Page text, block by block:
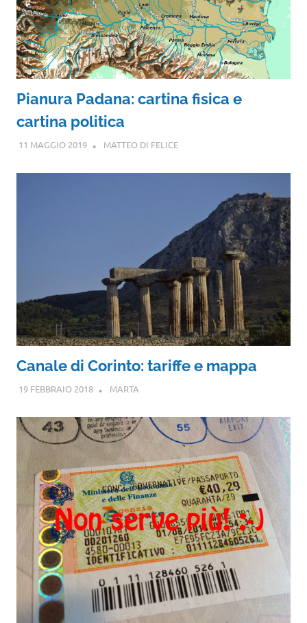
Pianura Padana: cartina fisica e
cartina politica
11 MAGGIO 2019 MATTEO DI FELICE
Canale di Corinto: tariffe e mappa
19 FEBBRAIO 2018 MARTA